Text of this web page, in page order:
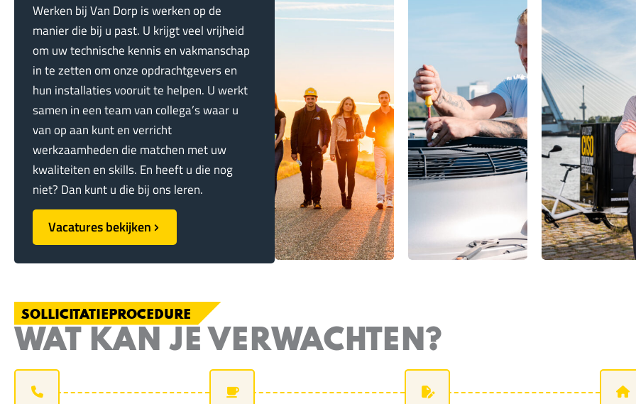
Werken bij Van Dorp is werken op de
manier die bij u past. U krijgt veel vrijheid
om uw technische kennis en vakmanschap
in te zetten om onze opdrachtgevers en
hun installaties vooruit te helpen. U werkt
samen in een team van collega’s waar u
van op aan kunt en verricht
werkzaamheden die matchen met uw
kwaliteiten en skills. En heeft u die nog
niet? Dan kunt u die bij ons leren.
Vacatures bekijken
SOLLICITATIEPROCEDURE
WAT KAN JE VERWACHTEN?